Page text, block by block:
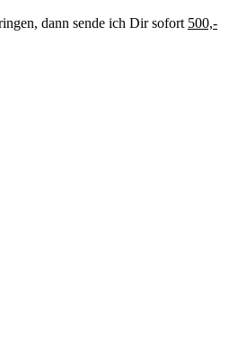
dann sende ich Dir sofort 500,-